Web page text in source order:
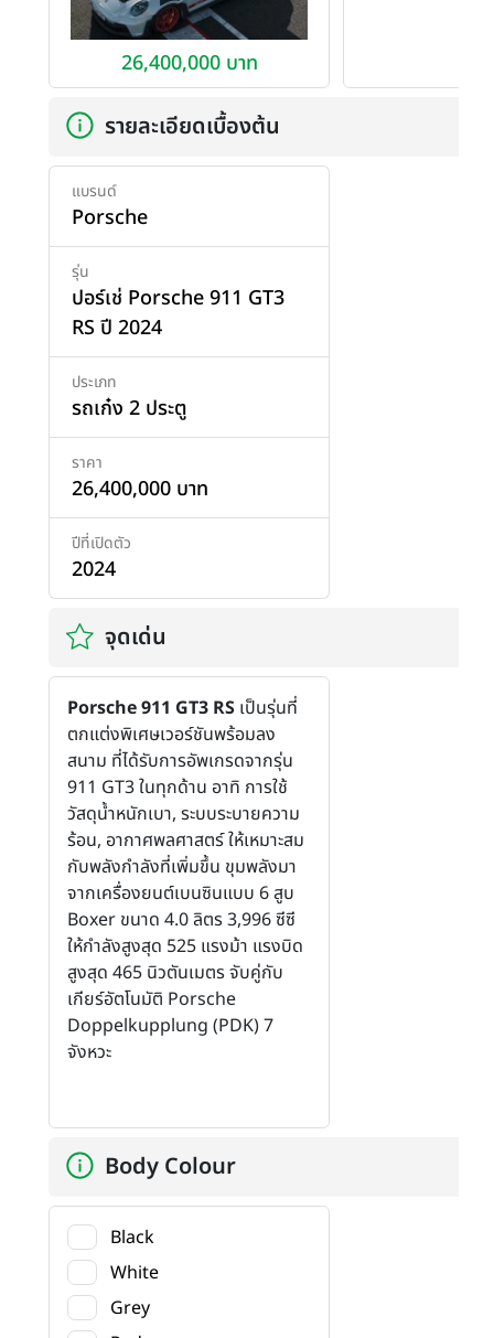
26,400,000 บาท
รายละเอียดเบื้องต้น
แบรนด์
Porsche
รุ่น
ปอร์เช่ Porsche 911 GT3
RS ปี 2024
ประเภท
รถเก๋ง 2 ประตู
ราคา
26,400,000 บาท
ปีที่เปิดตัว
2024
จุดเด่น
Porsche 911 GT3 RS เป็นรุ่นที่
ตกแต่งพิเศษเวอร์ชันพร้อมลง
สนาม ที่ได้รับการอัพเกรดจากรุ่น
911 GT3 ในทุกด้าน อาทิ การใช้
วัสดุน้ำหนักเบา, ระบบระบายความ
ร้อน, อากาศพลศาสตร์ ให้เหมาะสม
กับพลังกำลังที่เพิ่มขึ้น ขุมพลังมา
จากเครื่องยนต์เบนซินแบบ 6 สูบ
Boxer ขนาด 4.0 ลิตร 3,996 ซีซี
ให้กำลังสูงสุด 525 แรงม้า แรงบิด
สูงสุด 465 นิวตันเมตร จับคู่กับ
เกียร์อัตโนมัติ Porsche
Doppelkupplung (PDK) 7
จังหวะ
Body Colour
Black
White
Grey